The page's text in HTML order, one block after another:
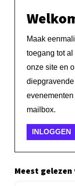
Maak
toegang tot
onze site en
mailbox.
INLOGGEN
Meest